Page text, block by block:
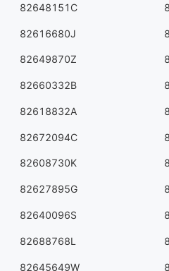
82648151C
82616680J
82649870Z
82660332B
82618832A
82672094C
82608730K
82627895G
82640096S
82688768L
82645649W